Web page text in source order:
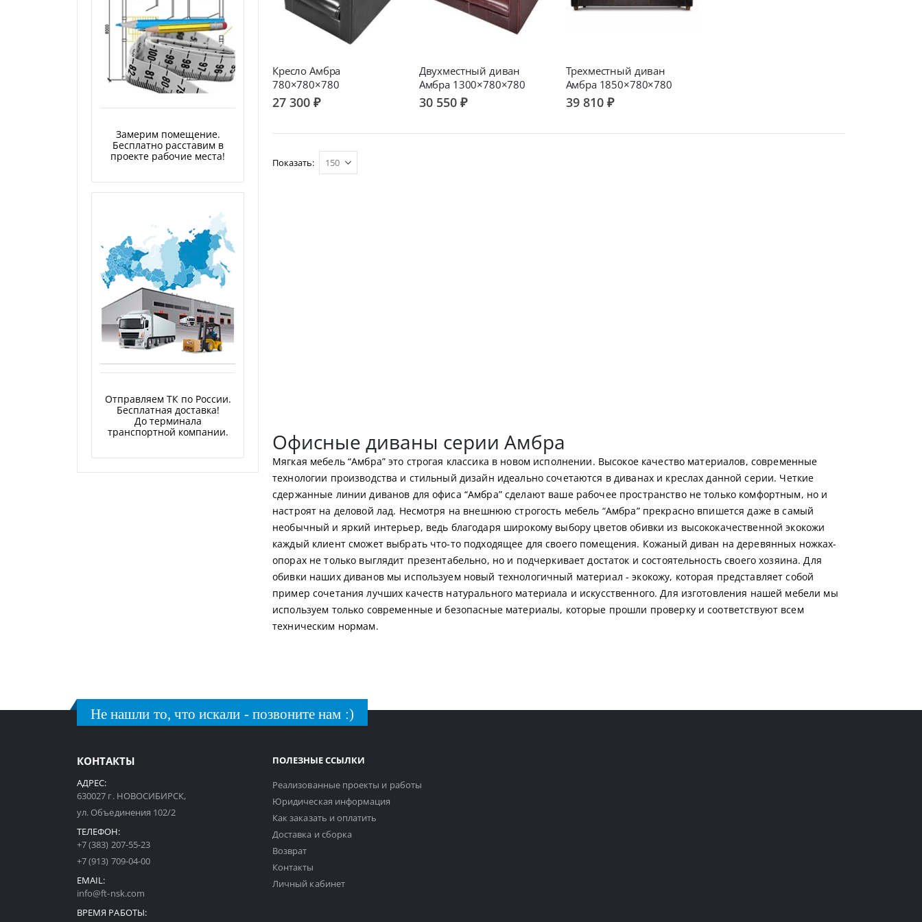
Кресло Амбра
780×780×780
27 300 ₽
Двухместный диван
Амбра 1300×780×780
30 550 ₽
Трехместный диван
Амбра 1850×780×780
39 810 ₽
Показать
Офисные диваны серии Амбра
Мягкая мебель “Амбра” это строгая классика в новом исполнении. Высокое качество материалов, современные
технологии производства и стильный дизайн идеально сочетаются в диванах и креслах данной серии. Четкие
сдержанные линии диванов для офиса “Амбра” сделают ваше рабочее пространство не только комфортным, но и
настроят на деловой лад. Несмотря на внешнюю строгость мебель “Амбра” прекрасно впишется даже в самый
необычный и яркий интерьер, ведь благодаря широкому выбору цветов обивки из высококачественной экокожи
каждый клиент сможет выбрать что-то подходящее для своего помещения. Кожаный диван на деревянных ножках-
опорах не только выглядит презентабельно, но и подчеркивает достаток и состоятельность своего хозяина. Для
обивки наших диванов мы используем новый технологичный материал - экокожу, которая представляет собой
пример сочетания лучших качеств натурального материала и искусственного. Для изготовления нашей мебели мы
используем только современные и безопасные материалы, которые прошли проверку и соответствуют всем
техническим нормам.
Замерим помещение.
Бесплатно расставим в
проекте рабочие места!
Отправляем ТК по России.
Бесплатная доставка!
До терминала
транспортной компании.
Не нашли то, что искали - позвоните нам :)
КОНТАКТЫ
АДРЕС:
630027 г. НОВОСИБИРСК,
ул. Объединения 102/2
ТЕЛЕФОН:
+7 (383) 207-55-23
+7 (913) 709-04-00
EMAIL:
info@ft-nsk.com
ВРЕМЯ РАБОТЫ:
ПОЛЕЗНЫЕ ССЫЛКИ
Реализованные проекты и работы
Юридическая информация
Как заказать и оплатить
Доставка и сборка
Возврат
Контакты
Личный кабинет